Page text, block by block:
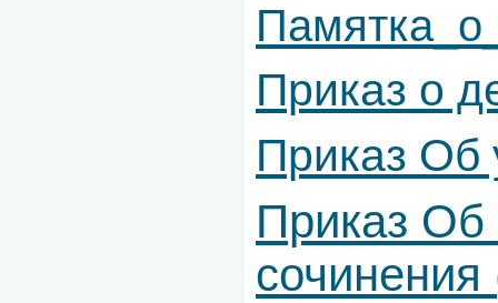
Приказ о
Приказ Об
Приказ Об